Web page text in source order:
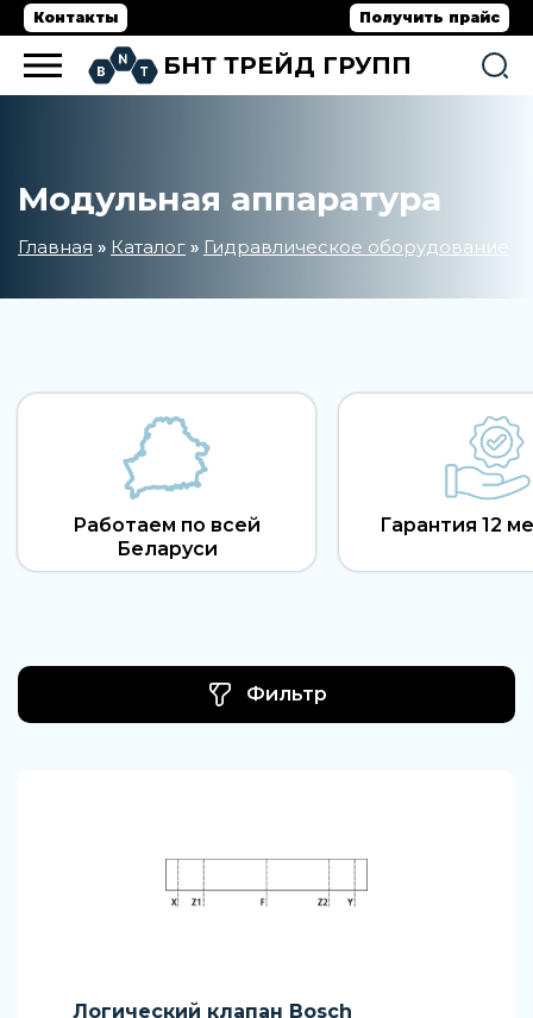
Контакты Получить прайс
БНТ ТРЕЙД ГРУПП
Модульная аппаратура
Главная » Каталог » Гидравлическое оборудование
Работаем по всей
Беларуси
Гарантия 12
Фильтр
Логический клапан Bosch